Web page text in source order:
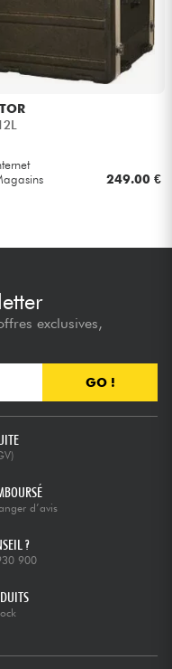
249.00 €
exclusives,
GO !
d’avis
?
900